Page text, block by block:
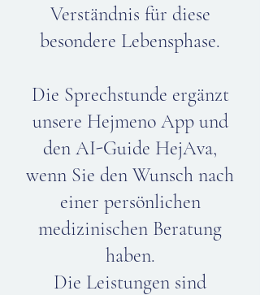
Verständnis für diese
besondere Lebensphase.
Die Sprechstunde ergänzt
unsere Hejmeno App und
den AI-Guide HejAva,
wenn Sie den Wunsch nach
einer persönlichen
medizinischen Beratung
haben.
Die Leistungen sind